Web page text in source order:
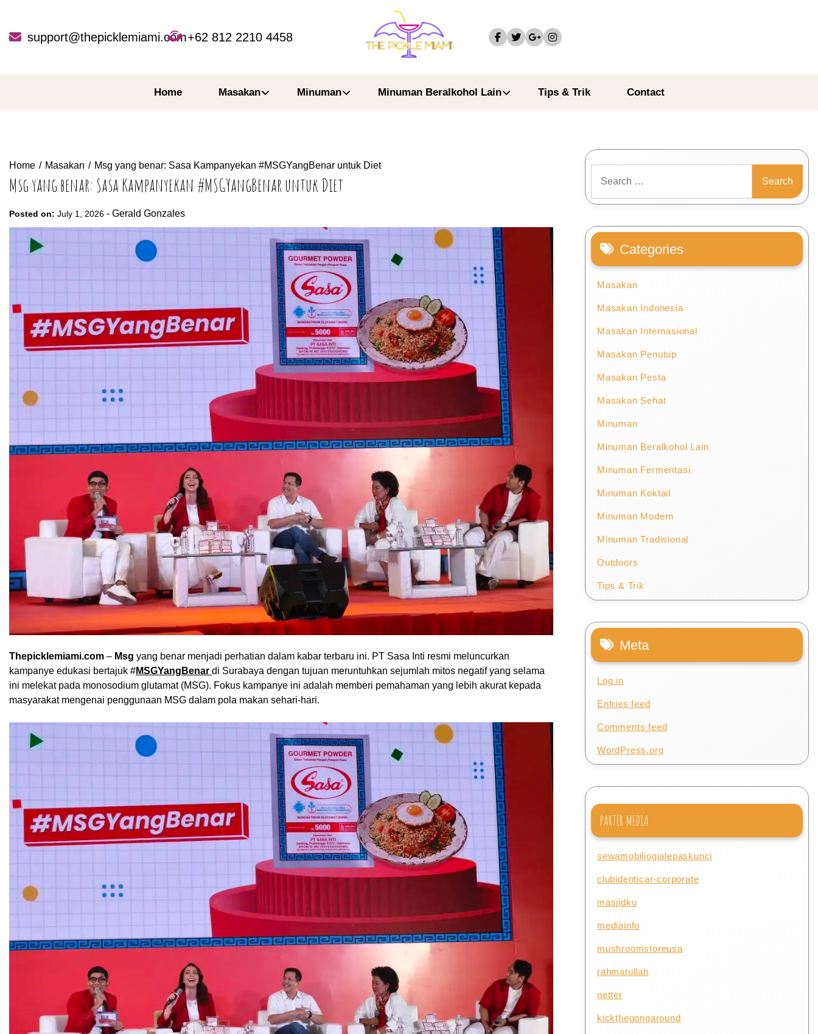
contentsupport@thepicklemiami.com+62 812 2210 4458
Home Masakan Minuman Minuman Beralkohol Lain Tips & Trik Contact
Home Masakan Msg yang benar: Sasa Kampanyekan #MSGYangBenar untuk Diet
Msg yang benar: Sasa Kampanyekan #MSGYangBenar untuk Diet
Posted on: July 1, 2026 - Gerald Gonzales
Thepicklemiami.com – Msg yang benar menjadi perhatian dalam kabar terbaru ini. PT Sasa Inti resmi meluncurkan
kampanye edukasi bertajuk #MSGYangBenar di Surabaya dengan tujuan meruntuhkan sejumlah mitos negatif yang selama
ini melekat pada monosodium glutamat (MSG). Fokus kampanye ini adalah memberi pemahaman yang lebih akurat kepada
masyarakat mengenai penggunaan MSG dalam pola makan sehari-hari.
for:
Categories
Masakan
Masakan Indonesia
Masakan Internasional
Masakan Penutup
Masakan Pesta
Masakan Sehat
Minuman
Minuman Beralkohol Lain
Minuman Fermentasi
Minuman Koktail
Minuman Modern
Minuman Tradisional
Outdoors
Tips & Trik
Meta
Log in
Entries feed
Comments feed
WordPress.org
PARTER MEDIA
sewamobiljogjalepaskunci
clubidenticar-corporate
masjidku
mediainfo
mushroomstoreusa
rahmatullah
netter
kickthegongaround